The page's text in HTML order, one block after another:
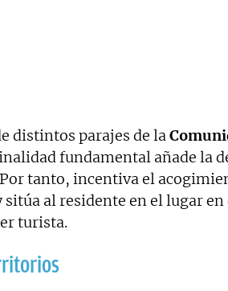
distintos parajes de la
fundamental añade la
tanto, incentiva el
al residente en el lugar en
turista.